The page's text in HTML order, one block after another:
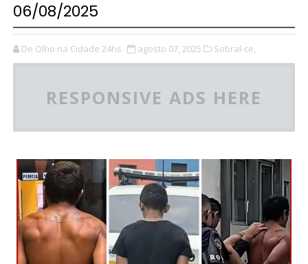
06/08/2025
De Olho na Cidade 24hs agosto 07, 2025 Sobral-ce,
RESPONSIVE ADS HERE